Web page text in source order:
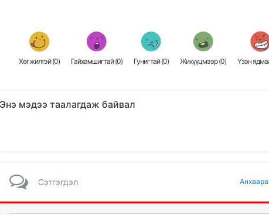
Хөгжилтэй (0) Гайхамшигтай (0) Гунигтай (0) Жихүүцмээр (0) Үзэн
Энэ мэдээ таалагдаж байвал
Сэтгэгдэл